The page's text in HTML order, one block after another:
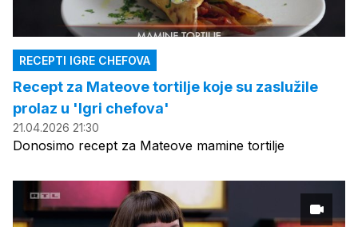
RECEPTI IGRE CHEFOVA
Recept za Mateove tortilje koje su zaslužile
prolaz u 'Igri chefova'
21.04.2026 21:30
Donosimo recept za Mateove mamine tortilje